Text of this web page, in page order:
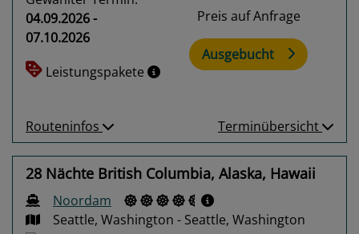
04.09.2026 -
07.10.2026
Leistungspakete
Preis auf Anfrage
Ausgebucht
Routeninfos Terminübersicht
28 Nächte British Columbia, Alaska, Hawaii
Noordam
Seattle, Washington - Seattle, Washington